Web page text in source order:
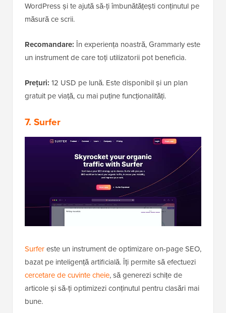
WordPress și te ajută să-ți îmbunătățești conținutul pe
măsură ce scrii.
Recomandare: În experiența noastră, Grammarly este
un instrument de care toți utilizatorii pot beneficia.
Prețuri: 12 USD pe lună. Este disponibil și un plan
gratuit pe viață, cu mai puține funcționalități.
7. Surfer
Surfereste un instrument de optimizare on-page SEO,
bazat pe inteligență artificială. Îți permite să efectuezi
cercetare de cuvinte cheie, să generezi schițe de
articole și să-ți optimizezi conținutul pentru clasări mai
bune.